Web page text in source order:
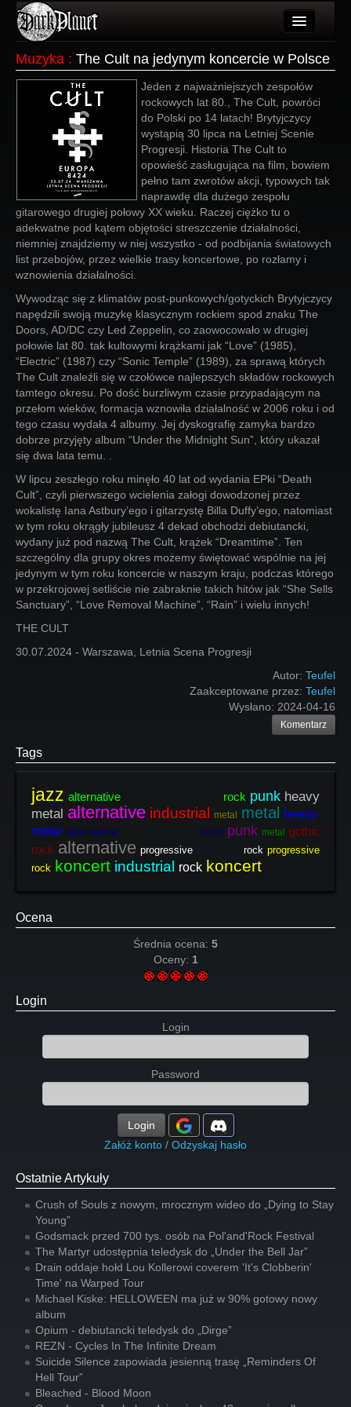
Użytkownicy
Wydarzenia
Galeria
Forum
Więcej
Login
Muzyka : The Cult na jedynym koncercie w Polsce
Jeden z najważniejszych zespołów
rockowych lat 80., The Cult, powróci
do Polski po 14 latach! Brytyjczycy
wystąpią 30 lipca na Letniej Scenie
Progresji. Historia The Cult to
opowieść zasługująca na film, bowiem
pełno tam zwrotów akcji, typowych tak
naprawdę dla dużego zespołu
gitarowego drugiej połowy XX wieku. Raczej ciężko tu o
adekwatne pod kątem objętości streszczenie działalności,
niemniej znajdziemy w niej wszystko - od podbijania światowych
list przebojów, przez wielkie trasy koncertowe, po rozłamy i
wznowienia działalności.
Wywodząc się z klimatów post-punkowych/gotyckich Brytyjczycy
napędzili swoją muzykę klasycznym rockiem spod znaku The
Doors, AD/DC czy Led Zeppelin, co zaowocowało w drugiej
połowie lat 80. tak kultowymi krążkami jak “Love” (1985),
“Electric” (1987) czy “Sonic Temple” (1989), za sprawą których
The Cult znaleźli się w czołówce najlepszych składów rockowych
tamtego okresu. Po dość burzliwym czasie przypadającym na
przełom wieków, formacja wznowiła działalność w 2006 roku i od
tego czasu wydała 4 albumy. Jej dyskografię zamyka bardzo
dobrze przyjęty album “Under the Midnight Sun”, który ukazał
się dwa lata temu. .
W lipcu zeszłego roku minęło 40 lat od wydania EPki “Death
Cult”, czyli pierwszego wcielenia załogi dowodzonej przez
wokalistę Iana Astbury’ego i gitarzystę Billa Duffy’ego, natomiast
w tym roku okrągły jubileusz 4 dekad obchodzi debiutancki,
wydany już pod nazwą The Cult, krążek “Dreamtime”. Ten
szczególny dla grupy okres możemy świętować wspólnie na jej
jedynym w tym roku koncercie w naszym kraju, podczas którego
w przekrojowej setliście nie zabraknie takich hitów jak “She Sells
Sanctuary”, “Love Removal Machine”, “Rain” i wielu innych!
THE CULT
30.07.2024 - Warszawa, Letnia Scena Progresji
Autor: Teufel
Zaakceptowane przez: Teufel
Wysłano: 2024-04-16
Komentarz
Tags
jazz alternative rock punk heavy
metal alternative industrial metal metal
heavy
metal
alternative rock punk metal gothic
rock alternative progressive rock progressive
rock koncert industrial rock koncert
Ocena
Średnia ocena: 5
Oceny: 1
Login
Login
Password
Login
Załóż konto / Odzyskaj hasło
Ostatnie Artykuły
Crush of Souls z nowym, mrocznym wideo do „Dying to Stay
Young”
Godsmack przed 700 tys. osób na Pol'and'Rock Festival
The Martyr udostępnia teledysk do „Under the Bell Jar”
Drain oddaje hołd Lou Kollerowi coverem 'It's Clobberin'
Time' na Warped Tour
Michael Kiske: HELLOWEEN ma już w 90% gotowy nowy
album
Opium - debiutancki teledysk do „Dirge”
REZN - Cycles In The Infinite Dream
Suicide Silence zapowiada jesienną trasę „Reminders Of
Hell Tour”
Bleached - Blood Moon